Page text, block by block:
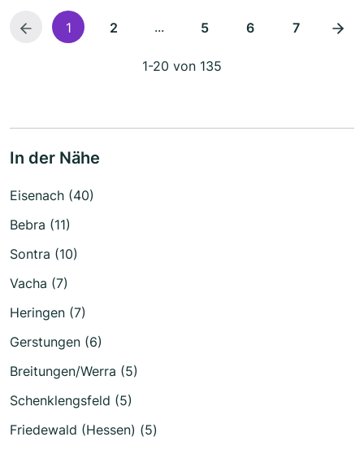
1 2 ... 5 6 7
1-20 von 135
In der Nähe
Eisenach (40)
Bebra (11)
Sontra (10)
Vacha (7)
Heringen (7)
Gerstungen (6)
Breitungen/Werra (5)
Schenklengsfeld (5)
Friedewald (Hessen) (5)